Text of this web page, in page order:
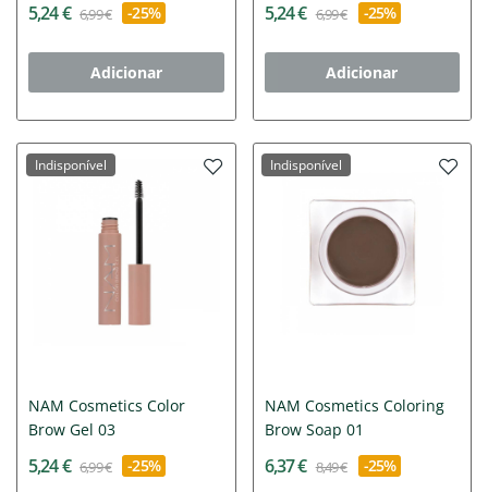
5,24 € 6,99 € -25%
Adicionar
5,24 € 6,99 € -25%
Adicionar
Indisponível
NAM Cosmetics Color
Brow Gel 03
5,24 € 6,99 € -25%
Indisponível
NAM Cosmetics Coloring
Brow Soap 01
6,37 € 8,49 € -25%